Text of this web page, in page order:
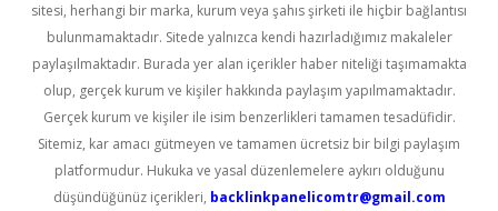
sitesi, herhangi bir marka, kurum veya şahıs şirketi ile hiçbir bağlantısı
bulunmamaktadır. Sitede yalnızca kendi hazırladığımız makaleler
paylaşılmaktadır. Burada yer alan içerikler haber niteliği taşımamakta
olup, gerçek kurum ve kişiler hakkında paylaşım yapılmamaktadır.
Gerçek kurum ve kişiler ile isim benzerlikleri tamamen tesadüfidir.
Sitemiz, kar amacı gütmeyen ve tamamen ücretsiz bir bilgi paylaşım
platformudur. Hukuka ve yasal düzenlemelere aykırı olduğunu
düşündüğünüz içerikleri, backlinkpanelicomtr@gmail.com